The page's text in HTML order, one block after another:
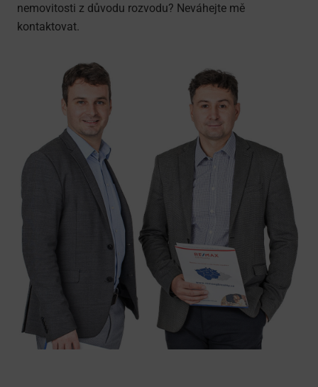
nemovitosti z důvodu rozvodu? Neváhejte mě
kontaktovat.